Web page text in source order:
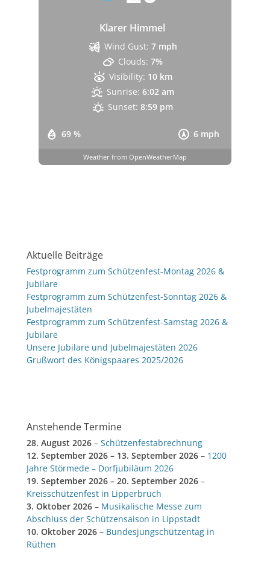
Klarer Himmel
69 % 6 mph
Wind Gust: 7 mph
Clouds: 7%
Visibility: 10 km
Sunrise: 6:02 am
Sunset: 8:59 pm
Weather from OpenWeatherMap
Aktuelle Beiträge
Festprogramm zum Schützenfest-Montag 2026 &
Jubilare
Festprogramm zum Schützenfest-Sonntag 2026 &
Jubelmajestäten
Festprogramm zum Schützenfest-Samstag 2026 &
Jubilare
Unsere Jubilare und Jubelmajestäten 2026
Grußwort des Königspaares 2025/2026
Anstehende Termine
28. August 2026 – Schützenfestabrechnung
12. September 2026 – 13. September 2026 – 1200
Jahre Störmede – Dorfjubiläum 2026
19. September 2026 – 20. September 2026 –
Kreisschützenfest in Lipperbruch
3. Oktober 2026 – Musikalische Messe zum
Abschluss der Schützensaison in Lippstadt
10. Oktober 2026 – Bundesjungschützentag in
Rüthen